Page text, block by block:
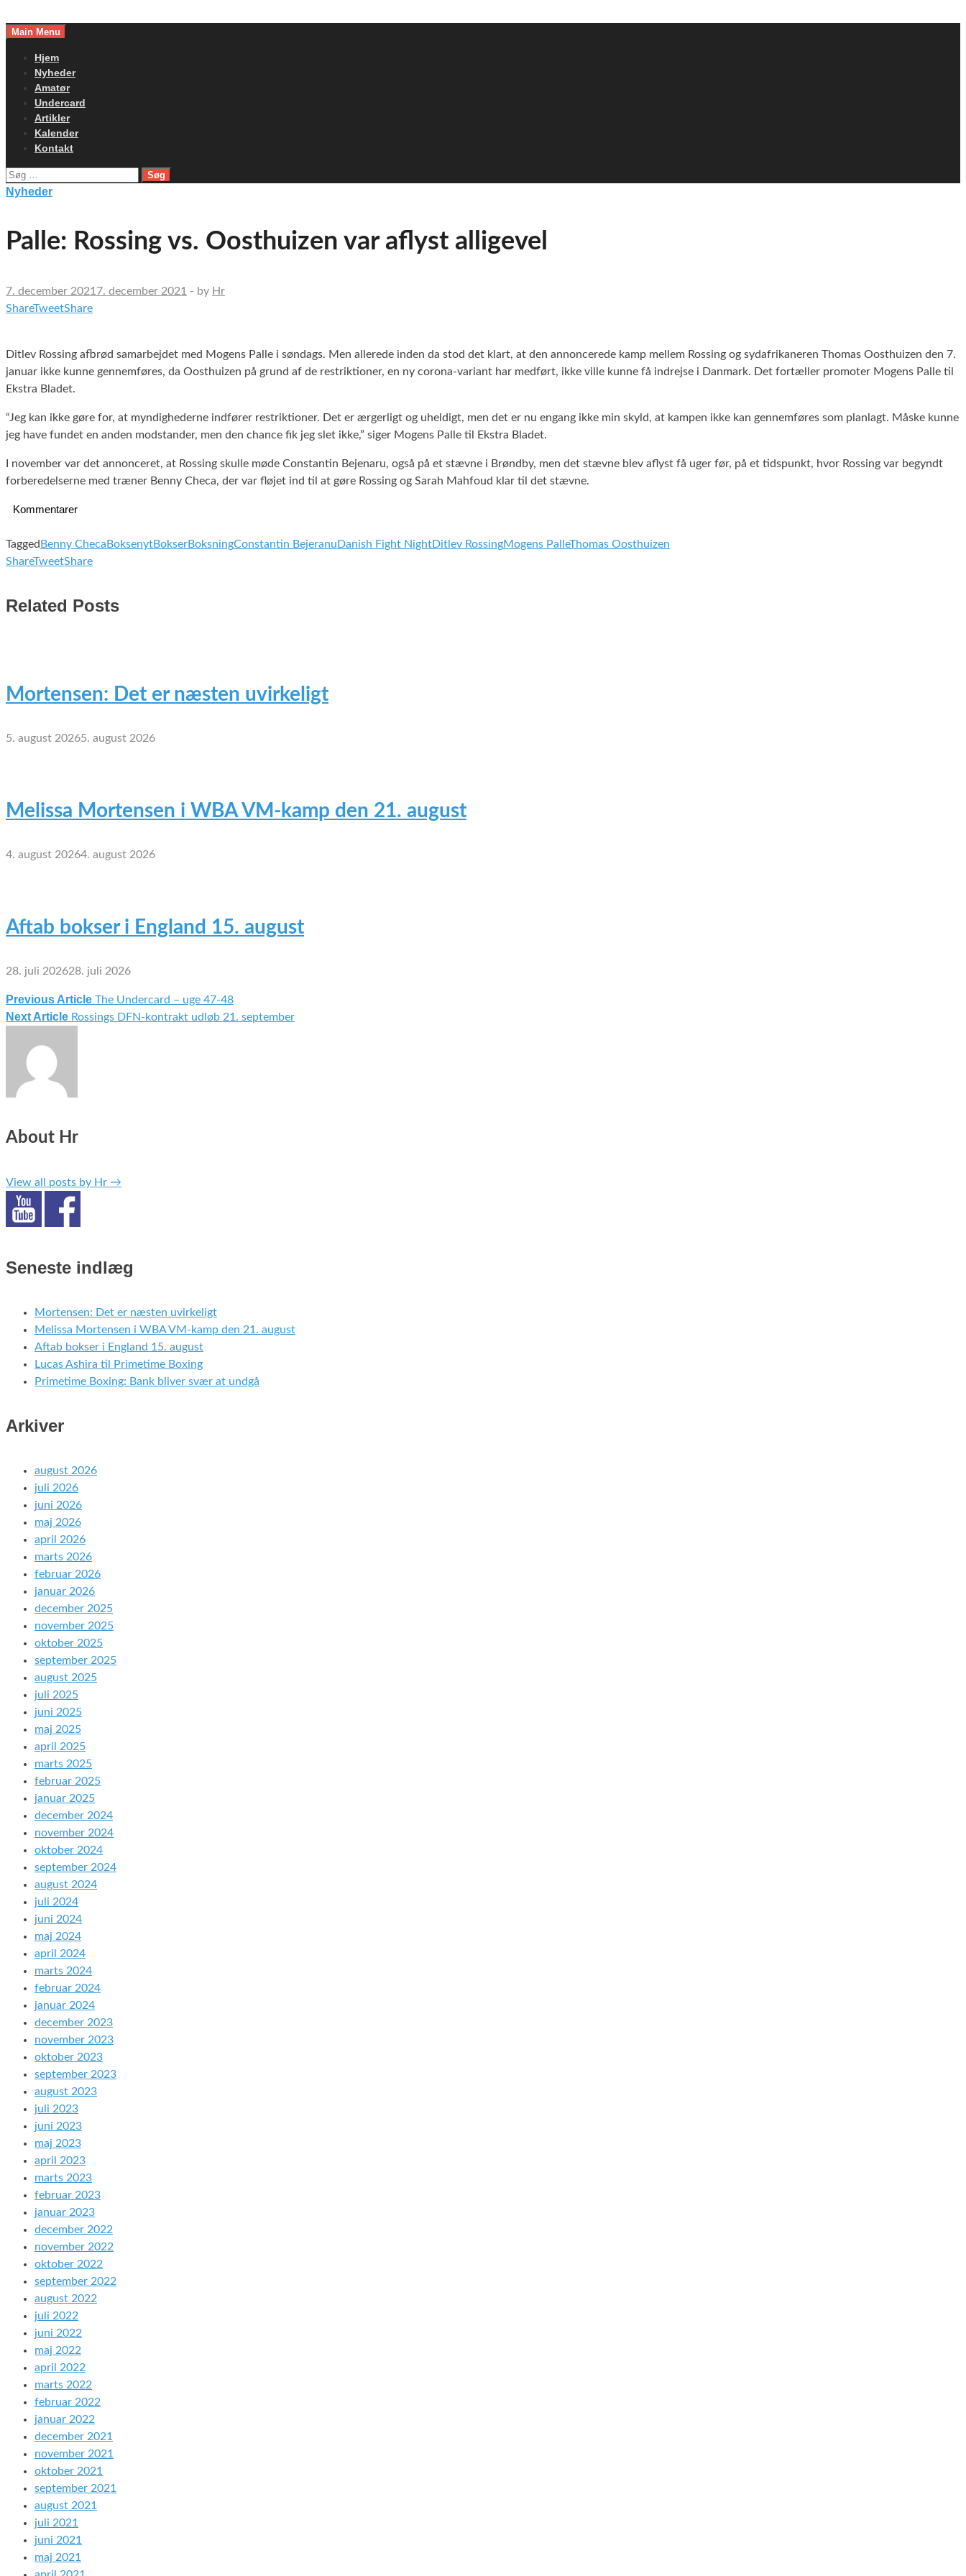
toMain Menu
Hjem
Nyheder
Amatør
Undercard
Artikler
Kalender
Kontakt
Søg
efter:
Nyheder
Palle: Rossing vs. Oosthuizen var aflyst alligevel
7. december 2021 7. december 2021 - by Hr
ShareTweetShare
Ditlev Rossing afbrød samarbejdet med Mogens Palle i søndags. Men allerede inden da stod det klart, at den annoncerede kamp mellem Rossing og sydafrikaneren Thomas Oosthuizen den 7.
januar ikke kunne gennemføres, da Oosthuizen på grund af de restriktioner, en ny corona-variant har medført, ikke ville kunne få indrejse i Danmark. Det fortæller promoter Mogens Palle til
Ekstra Bladet.
“Jeg kan ikke gøre for, at myndighederne indfører restriktioner. Det er ærgerligt og uheldigt, men det er nu engang ikke min skyld, at kampen ikke kan gennemføres som planlagt. Måske kunne
jeg have fundet en anden modstander, men den chance fik jeg slet ikke,” siger Mogens Palle til Ekstra Bladet.
I november var det annonceret, at Rossing skulle møde Constantin Bejenaru, også på et stævne i Brøndby, men det stævne blev aflyst få uger før, på et tidspunkt, hvor Rossing var begyndt
forberedelserne med træner Benny Checa, der var fløjet ind til at gøre Rossing og Sarah Mahfoud klar til det stævne.
Kommentarer
Tagged Benny Checa BoksenytBokserBoksningConstantin Bejeranu Danish Fight NightDitlev RossingMogens PalleThomas Oosthuizen
ShareTweetShare
Related Posts
Mortensen: Det er næsten uvirkeligt
5. august 20265. august 2026
Melissa Mortensen i WBA VM-kamp den 21. august
4. august 20264. august 2026
Aftab bokser i England 15. august
28. juli 202628. juli 2026
Indlægsnavigation
Previous Article The Undercard – uge 47-48
Next Article Rossings DFN-kontrakt udløb 21. september
About Hr
View all posts by Hr →
Seneste indlæg
Mortensen: Det er næsten uvirkeligt
Melissa Mortensen i WBA VM-kamp den 21. august
Aftab bokser i England 15. august
Lucas Ashira til Primetime Boxing
Primetime Boxing: Bank bliver svær at undgå
Arkiver
august 2026
juli 2026
juni 2026
maj 2026
april 2026
marts 2026
februar 2026
januar 2026
december 2025
november 2025
oktober 2025
september 2025
august 2025
juli 2025
juni 2025
maj 2025
april 2025
marts 2025
februar 2025
januar 2025
december 2024
november 2024
oktober 2024
september 2024
august 2024
juli 2024
juni 2024
maj 2024
april 2024
marts 2024
februar 2024
januar 2024
december 2023
november 2023
oktober 2023
september 2023
august 2023
juli 2023
juni 2023
maj 2023
april 2023
marts 2023
februar 2023
januar 2023
december 2022
november 2022
oktober 2022
september 2022
august 2022
juli 2022
juni 2022
maj 2022
april 2022
marts 2022
februar 2022
januar 2022
december 2021
november 2021
oktober 2021
september 2021
august 2021
juli 2021
juni 2021
maj 2021